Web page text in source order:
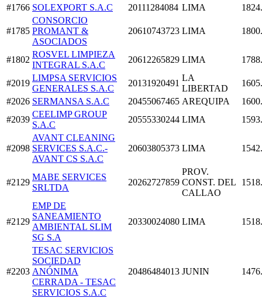
#1766 SOLEXPORT S.A.C 20111284084 LIMA
#1785
CONSORCIO
PROMANT &
ASOCIADOS
20610743723 LIMA
#1802
ROSVEL LIMPIEZA
INTEGRAL S.A.C
20612265829 LIMA
#2019
LIMPSA SERVICIOS
GENERALES S.A.C
20131920491
LA
LIBERTAD
#2026 SERMANSA S.A.C 20455067465 AREQUIPA
#2039
CEELIMP GROUP
S.A.C
20555330244 LIMA
#2098
AVANT CLEANING
SERVICES S.A.C.-
AVANT CS S.A.C
20603805373 LIMA
#2129
MABE SERVICES
SRLTDA
20262727859
PROV.
CONST. DEL
CALLAO
#2129
EMP DE
SANEAMIENTO
AMBIENTAL SLIM
SG S.A
20330024080 LIMA
#2203
TESAC SERVICIOS
SOCIEDAD
ANÓNIMA
CERRADA - TESAC
SERVICIOS S.A.C
20486484013 JUNIN